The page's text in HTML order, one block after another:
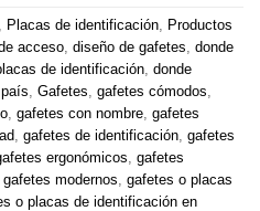
, Placas de identificación, Productos
acceso, diseño de gafetes, donde
de identificación, donde
, Gafetes, gafetes cómodos,
, gafetes con nombre, gafetes
, gafetes de identificación, gafetes
ergonómicos, gafetes
gafetes modernos, gafetes o placas
o placas de identificación en